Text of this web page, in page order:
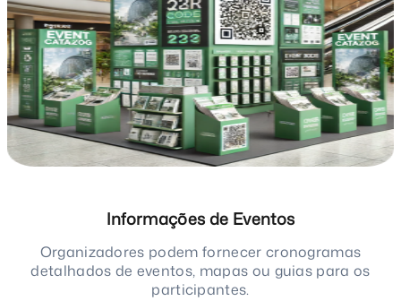
Informações de Eventos
Organizadores podem fornecer cronogramas
detalhados de eventos, mapas ou guias para os
participantes.